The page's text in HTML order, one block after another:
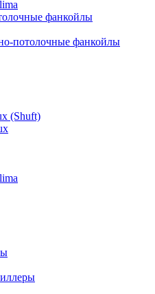
фанкойлы
потолочные фанкойлы
(Shuft)